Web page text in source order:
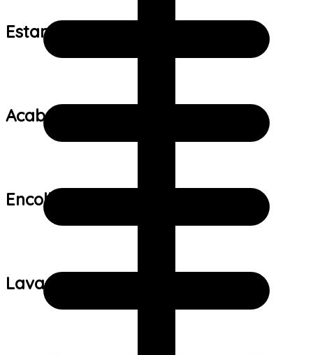
Estampa:
Acabamento:
Encolhimento:
Lavagem: